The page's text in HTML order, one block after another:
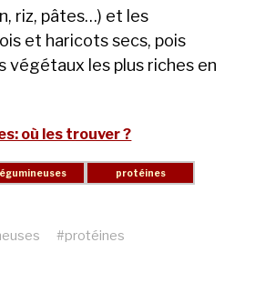
riz, pâtes…) et les
et haricots secs, pois
végétaux les plus riches en
où les trouver ?
#protéines